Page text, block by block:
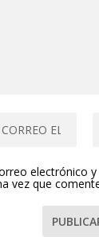
electrónico
vez que